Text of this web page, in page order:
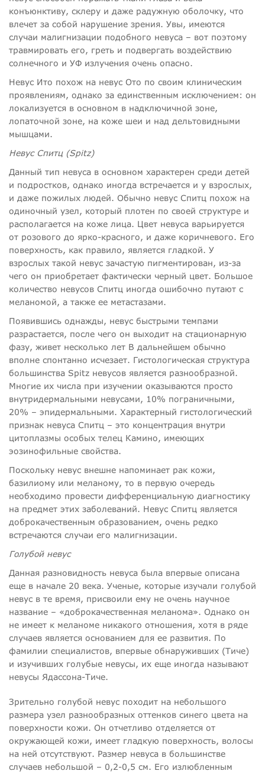
конъюнктиву, склеру и даже радужную оболочку, что
влечет за собой нарушение зрения. Увы, имеются
случаи малигнизации подобного невуса – вот поэтому
травмировать его, греть и подвергать воздействию
солнечного и УФ излучения очень опасно.
Невус Ито похож на невус Ото по своим клиническим
проявлениям, однако за единственным исключением: он
локализуется в основном в надключичной зоне,
лопаточной зоне, на коже шеи и над дельтовидными
мышцами.
Невус Спитц (Spitz)
Данный тип невуса в основном характерен среди детей
и подростков, однако иногда встречается и у взрослых,
и даже пожилых людей. Обычно невус Спитц похож на
одиночный узел, который плотен по своей структуре и
располагается на коже лица. Цвет невуса варьируется
от розового до ярко-красного, и даже коричневого. Его
поверхность, как правило, является гладкой. У
взрослых такой невус зачастую пигментирован, из-за
чего он приобретает фактически черный цвет. Большое
количество невусов Спитц иногда ошибочно путают с
меланомой, а также ее метастазами.
Появившись однажды, невус быстрыми темпами
разрастается, после чего он выходит на стационарную
фазу, живет несколько лет В дальнейшем обычно
вполне спонтанно исчезает. Гистологическая структура
большинства Spitz невусов является разнообразной.
Многие их числа при изучении оказываются просто
внутридермальными невусами, 10% пограничными,
20% – эпидермальными. Характерный гистологический
признак невуса Спитц – это концентрация внутри
цитоплазмы особых телец Камино, имеющих
эозинофильные свойства.
Поскольку невус внешне напоминает рак кожи,
базилиому или меланому, то в первую очередь
необходимо провести дифференциальную диагностику
на предмет этих заболеваний. Невус Спитц является
доброкачественным образованием, очень редко
встречаются случаи его малигнизации.
Голубой невус
Данная разновидность невуса была впервые описана
еще в начале 20 века. Ученые, которые изучали голубой
невус в те время, присвоили ему не очень научное
название – «доброкачественная меланома». Однако он
не имеет к меланоме никакого отношения, хотя в ряде
случаев является основанием для ее развития. По
фамилии специалистов, впервые обнаруживших (Тиче)
и изучивших голубые невусы, их еще иногда называют
невусы Ядассона-Тиче.
Зрительно голубой невус походит на небольшого
размера узел разнообразных оттенков синего цвета на
поверхности кожи. Он отчетливо отделяется от
окружающей кожи, имеет гладкую поверхность, волосы
на ней отсутствуют. Размер невуса в большинстве
случаев небольшой – 0,2-0,5 см. Его излюбленным